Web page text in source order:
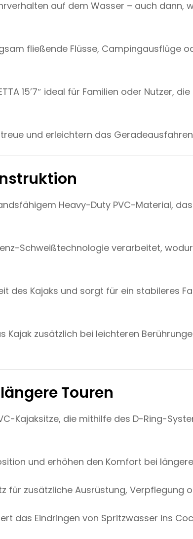
auf dem Wasser – auch dann,
fließende Flüsse, Campingausflüge
15’7″ ideal für Familien oder Nutzer,
und erleichtern das
Heavy-Duty PVC-Material,
Schweißtechnologie verarbeitet,
des Kajaks und sorgt für ein stabileres
zusätzlich bei leichteren
Touren
Kajaksitze, die mithilfe des D-Ring-
und erhöhen den Komfort bei
für zusätzliche Ausrüstung, Verpflegung
das Eindringen von Spritzwasser ins